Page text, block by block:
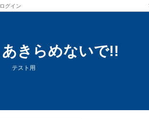
ログイン
あきらめないで!!
テスト用